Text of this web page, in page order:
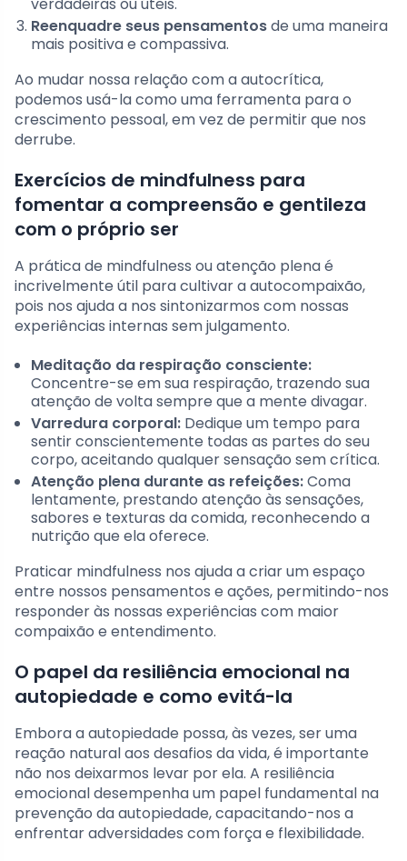
verdadeiras ou úteis.
Reenquadre seus pensamentosde uma maneira
mais positiva e compassiva.
Ao mudar nossa relação com a autocrítica,
podemos usá-la como uma ferramenta para o
crescimento pessoal, em vez de permitir que nos
derrube.
Exercícios de mindfulness para
fomentar a compreensão e gentileza
com o próprio ser
A prática de mindfulness ou atenção plena é
incrivelmente útil para cultivar a autocompaixão,
pois nos ajuda a nos sintonizarmos com nossas
experiências internas sem julgamento.
Meditação da respiração consciente:
Concentre-se em sua respiração, trazendo sua
atenção de volta sempre que a mente divagar.
Varredura corporal: Dedique um tempo para
sentir conscientemente todas as partes do seu
corpo, aceitando qualquer sensação sem crítica.
Atenção plena durante as refeições:Coma
lentamente, prestando atenção às sensações,
sabores e texturas da comida, reconhecendo a
nutrição que ela oferece.
Praticar mindfulness nos ajuda a criar um espaço
entre nossos pensamentos e ações, permitindo-nos
responder às nossas experiências com maior
compaixão e entendimento.
O papel da resiliência emocional na
autopiedade e como evitá-la
Embora a autopiedade possa, às vezes, ser uma
reação natural aos desafios da vida, é importante
não nos deixarmos levar por ela. A resiliência
emocional desempenha um papel fundamental na
prevenção da autopiedade, capacitando-nos a
enfrentar adversidades com força e flexibilidade.